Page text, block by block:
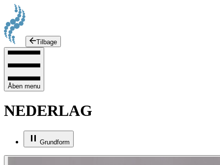
Tilbage
Åben menu
NEDERLAG
Grundform